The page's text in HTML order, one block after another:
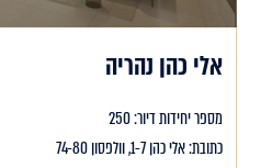
אלי כהן נהריה
מספר יחידות דיור: 250
כתובת: אלי כהן 1-7, וולפסון 74-80